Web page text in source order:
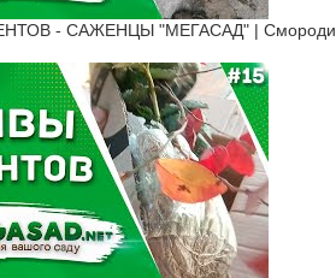
- САЖЕНЦЫ "МЕГАСАД" | Смородина